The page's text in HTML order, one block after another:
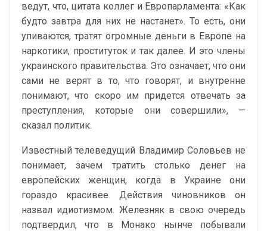
ведут, что, цитата коллег и Европарламента: «Как
будто завтра для них не настанет». То есть, они
упиваются, тратят огромные деньги в Европе на
наркотики, проституток и так далее. И это члены
украинского правительства. Это означает, что они
сами не верят в то, что говорят, и внутренне
понимают, что скоро им придется отвечать за
преступления, которые они совершили», —
сказал политик.
Известный телеведущий Владимир Соловьев не
понимает, зачем тратить столько денег на
европейских женщин, когда в Украине они
гораздо красивее. Действия чиновников он
назвал идиотизмом. Железняк в свою очередь
подтвердил, что в Монако нынче побывали